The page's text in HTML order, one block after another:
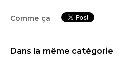
Comme ça
Dans la même catégorie